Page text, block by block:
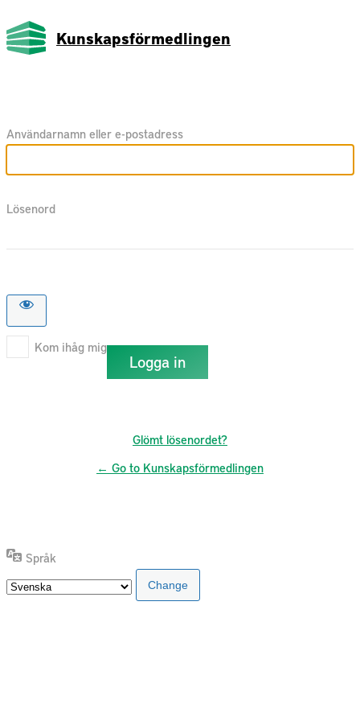
Kunskapsförmedlingen
Användarnamn eller e-postadress
Lösenord
Kom ihåg mig
Glömt lösenordet?
← Go to Kunskapsförmedlingen
Språk